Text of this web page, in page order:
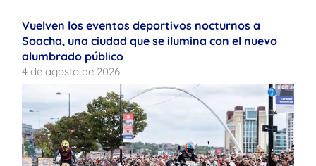
Vuelven los eventos deportivos nocturnos a
Soacha, una ciudad que se ilumina con el nuevo
alumbrado público
4 de agosto de 2026